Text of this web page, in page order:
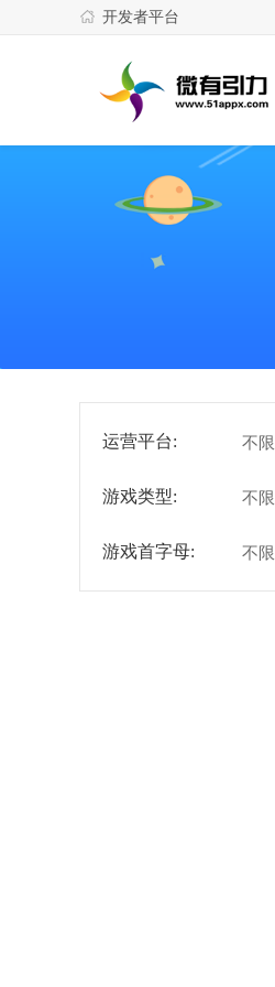
开发者平台
运营平台: 不限
游戏类型: 不限
游戏首字母: 不限